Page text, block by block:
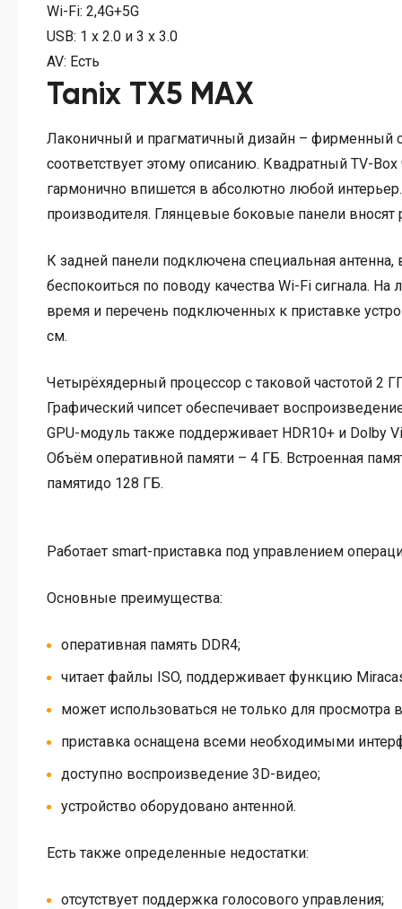
Wi-Fi: 2,4G+5G
USB: 1 x 2.0 и 3 х 3.0
AV: Есть
Tanix TX5 MAX
Лаконичный и прагматичный дизайн – фирменный
соответствует этому описанию. Квадратный TV-
гармонично впишется в абсолютно любой
производителя. Глянцевые боковые панели
К задней панели подключена специальная
беспокоиться по поводу качества Wi-Fi сигнала.
время и перечень подключенных к приставке
см.
Четырёхядерный процессор с таковой частотой 2
Графический чипсет обеспечивает
GPU-модуль также поддерживает HDR10+ и Dolby
Объём оперативной памяти – 4 ГБ. Встроенная
памятидо 128 ГБ.
Работает smart-приставка под управлением
Основные преимущества:
оперативная память DDR4;
читает файлы ISO, поддерживает функцию
может использоваться не только для просмотра
приставка оснащена всеми необходимыми
доступно воспроизведение 3D-видео;
устройство оборудовано антенной.
Есть также определенные недостатки:
отсутствует поддержка голосового управления;